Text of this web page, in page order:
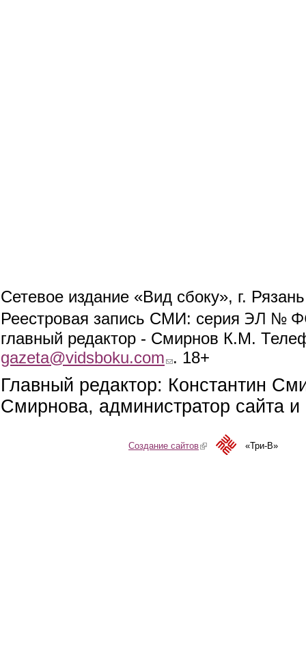
Сетевое издание «Вид сбоку», г.
Реестровая запись СМИ: серия ЭЛ №
главный редактор - Смирнов К.М.
gazeta@vidsboku.com (link sends e-mail)
. 18+
Главный редактор: Константин
Смирнова, администратор сайта
Создание сайтов(link is external)«Три-В»